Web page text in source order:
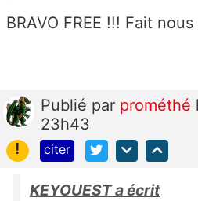
BRAVO FREE !!! Fait
Publié par prométhé
23h43
!
citer
KEYOUEST a écrit